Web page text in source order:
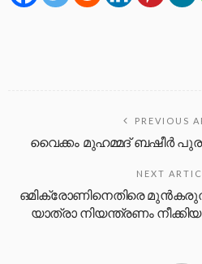
PREVIOUS
വൈക്കം മുഹമ്മദ് ബഷീർ
NEXT
ഒമിക്രോണിനെതിരെ
യാത്രാ നിയന്ത്രണം നീക്കിയ